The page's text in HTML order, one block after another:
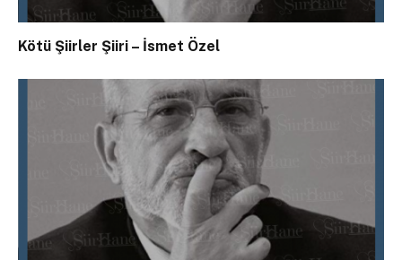
Kötü Şiirler Şiiri – İsmet Özel